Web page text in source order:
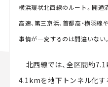
横浜環状北西線のルート。開通
高速、第三京浜、首都高・横羽
事情が一変するのは間違いない。
北西線では、全区間約
4.1kmを地下トンネル化す